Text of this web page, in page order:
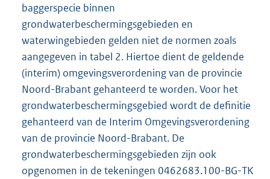
baggerspecie binnen
grondwaterbeschermingsgebieden en
waterwingebieden gelden niet de normen zoals
aangegeven in tabel 2. Hiertoe dient de geldende
(interim) omgevingsverordening van de provincie
Noord-Brabant gehanteerd te worden. Voor het
grondwaterbeschermingsgebied wordt de definitie
gehanteerd van de Interim Omgevingsverordening
van de provincie Noord-Brabant. De
grondwaterbeschermingsgebieden zijn ook
opgenomen in de tekeningen 0462683.100-BG-TK